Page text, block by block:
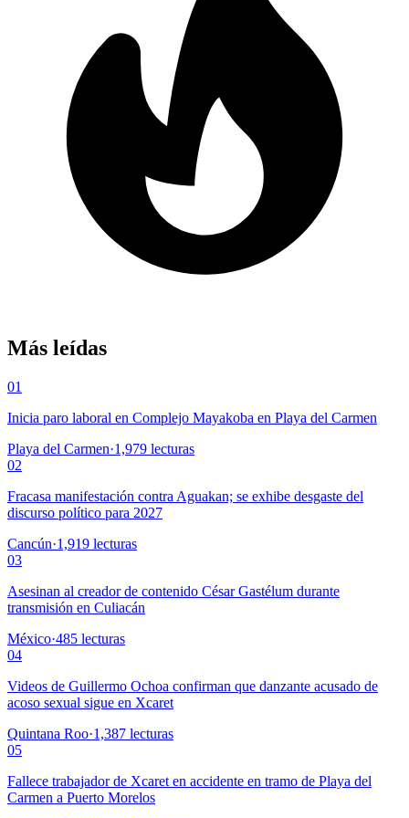
Más leídas
01
Inicia paro laboral en Complejo Mayakoba en Playa del Carmen
Playa del Carmen·1,979 lecturas
02
Fracasa manifestación contra Aguakan; se exhibe desgaste del
discurso político para 2027
Cancún·1,919 lecturas
03
Asesinan al creador de contenido César Gastélum durante
transmisión en Culiacán
México·485 lecturas
04
Videos de Guillermo Ochoa confirman que danzante acusado de
acoso sexual sigue en Xcaret
Quintana Roo·1,387 lecturas
05
Fallece trabajador de Xcaret en accidente en tramo de Playa del
Carmen a Puerto Morelos